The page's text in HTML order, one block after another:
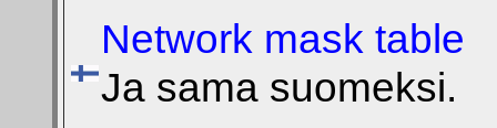
Network mask table
Ja sama suomeksi.